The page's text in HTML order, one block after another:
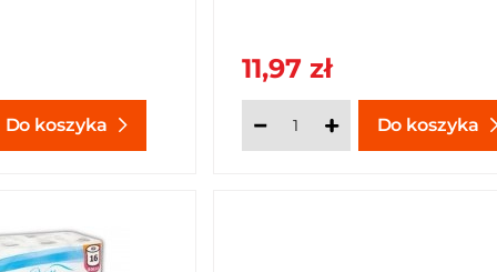
Do koszyka
11,97 zł
Do koszyka